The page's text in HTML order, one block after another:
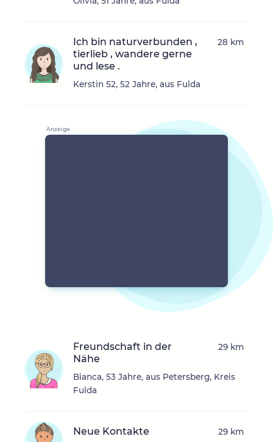
Ich bin naturverbunden ,
tierlieb , wandere gerne
und lese .
Kerstin 52, 52 Jahre, aus Fulda
28 km
Freundschaft in der
Nähe
Bianca, 53 Jahre, aus Petersberg, Kreis
Fulda
29 km
Neue Kontakte 29 km